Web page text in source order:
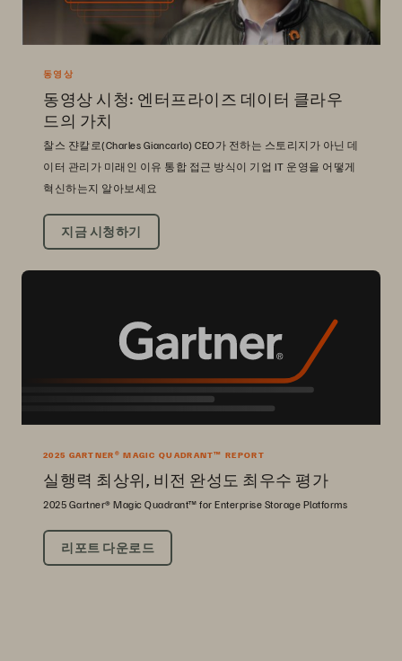
동영상
동영상 시청: 엔터프라이즈 데이터 클라우
드의 가치
찰스 쟌칼로(Charles Giancarlo) CEO가 전하는 스토리지가 아닌 데
이터 관리가 미래인 이유 통합 접근 방식이 기업 IT 운영을 어떻게
혁신하는지 알아보세요
지금 시청하기
2025 GARTNER® MAGIC QUADRANT™ REPORT
실행력 최상위, 비전 완성도 최우수 평가
2025 Gartner® Magic Quadrant™ for Enterprise Storage Platforms
리포트 다운로드